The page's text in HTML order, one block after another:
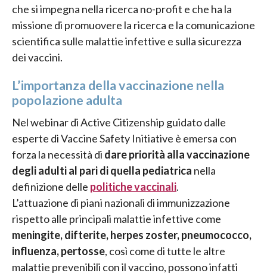
che si impegna nella ricerca no-profit e che ha la
missione di promuovere la ricerca e la comunicazione
scientifica sulle malattie infettive e sulla sicurezza
dei vaccini.
L’importanza della vaccinazione nella
popolazione adulta
Nel webinar di Active Citizenship guidato dalle
esperte di Vaccine Safety Initiative è emersa con
forza la necessità di dare priorità alla vaccinazione
degli adulti al pari di quella pediatrica nella
definizione delle politiche vaccinali.
L’attuazione di piani nazionali di immunizzazione
rispetto alle principali malattie infettive come
meningite, difterite, herpes zoster, pneumococco,
influenza, pertosse, così come di tutte le altre
malattie prevenibili con il vaccino, possono infatti